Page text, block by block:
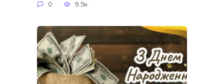
0 9.5к.